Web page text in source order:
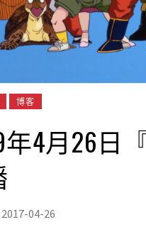
博客
年4月26日
2017-04-26